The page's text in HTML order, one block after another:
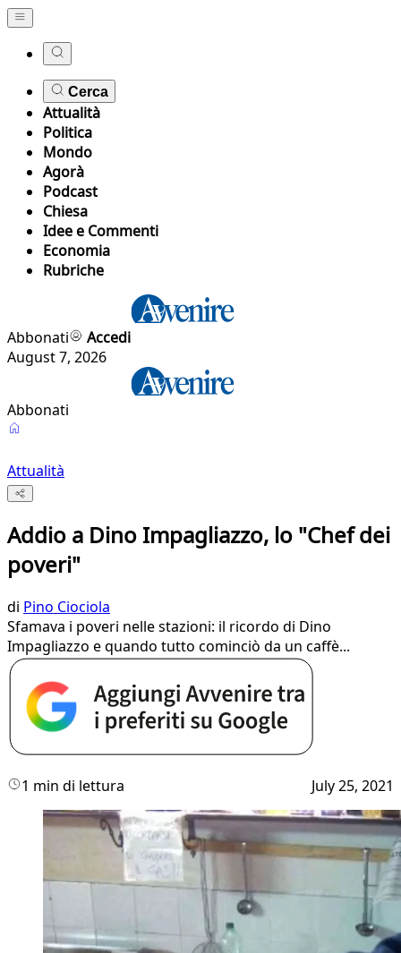
Cerca
Attualità
Politica
Mondo
Agorà
Podcast
Chiesa
Idee e Commenti
Economia
Rubriche
Abbonati
Accedi
August 7, 2026
Abbonati
Attualità
Addio a Dino Impagliazzo, lo "Chef dei
poveri"
di Pino Ciociola
Sfamava i poveri nelle stazioni: il ricordo di Dino
Impagliazzo e quando tutto cominciò da un caffè...
1 min di lettura July 25, 2021